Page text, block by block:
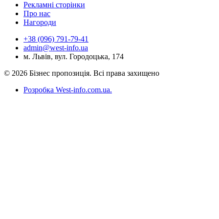
Рекламні сторінки
Про нас
Нагороди
+38 (096) 791-79-41
admin@west-info.ua
м. Львів, вул. Городоцька, 174
© 2026 Бізнес пропозиція. Всі права захищено
Розробка West-info.com.ua.